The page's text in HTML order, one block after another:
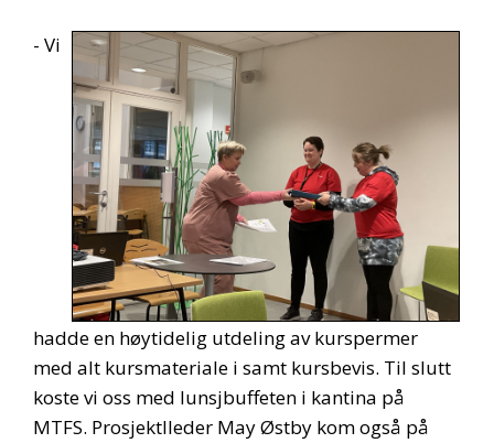
- Vi
hadde en høytidelig utdeling av kurspermer
med alt kursmateriale i samt kursbevis. Til slutt
koste vi oss med lunsjbuffeten i kantina på
MTFS. Prosjektlleder May Østby kom også på